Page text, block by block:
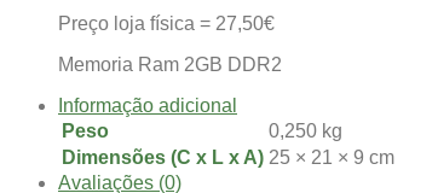
Preço loja física = 27,50€
Memoria Ram 2GB DDR2
Informação adicional
Peso
0,250 kg
Dimensões (C x L x A) 25 × 21 × 9 cm
Avaliações (0)